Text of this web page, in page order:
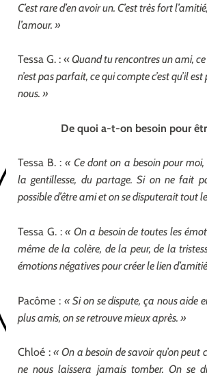
C’est rare d’en avoir un. C’est très fort
l’amour. »
Tessa G. : «Quand tu rencontres un ami, ce
n’est pas parfait, ce qui compte c’est qu’il
nous. »
De quoi a-t-on besoin pour
Tessa B. :« Ce dont on a besoin pour moi,
la gentillesse, du partage. Si on ne fait
possible d’être ami et on se disputerait tout
Tessa G. :« On a besoin de toutes les
même de la colère, de la peur, de la
émotions négatives pour créer le lien
Pacôme : « Si on se dispute, ça nous aide
plus amis, on se retrouve mieux après. »
Chloé :« On a besoin de savoir qu’on peut
ne nous laissera jamais tomber. On se